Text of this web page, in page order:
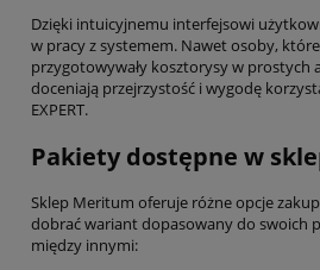
Dzięki intuicyjnemu interfejsowi
w pracy z systemem. Nawet osoby,
przygotowywały kosztorysy w prostych
doceniają przejrzystość i wygodę
EXPERT.
Pakiety dostępne w
Sklep Meritum oferuje różne opcje
dobrać wariant dopasowany do swoich
między innymi: